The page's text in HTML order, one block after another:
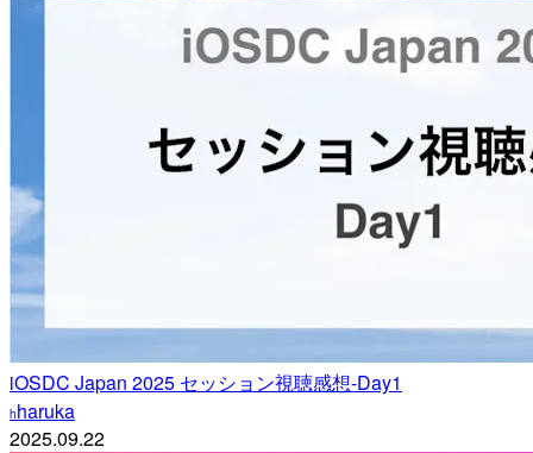
iOSDC Japan 2025 セッション視聴感想-Day1
hharuka
2025.09.22